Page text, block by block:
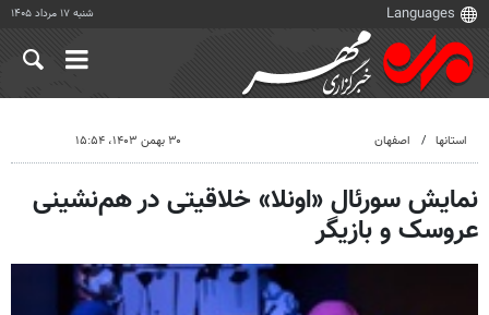
شنبه ۱۷ مرداد ۱۴۰۵
استانها اصفهان ۳۰ بهمن ۱۴۰۳، ۱۵:۵۴
نمایش سورئال «اونلا» خلاقیتی در هم‌نشینی
عروسک و بازیگر